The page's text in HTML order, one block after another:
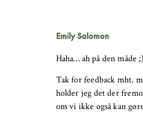
Emily Salomon
Haha… ah på den måde ;)
Tak for feedback mht.
holder jeg det der
om vi ikke også kan